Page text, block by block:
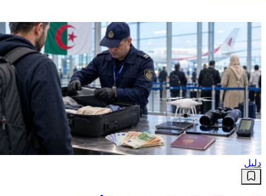
دليل